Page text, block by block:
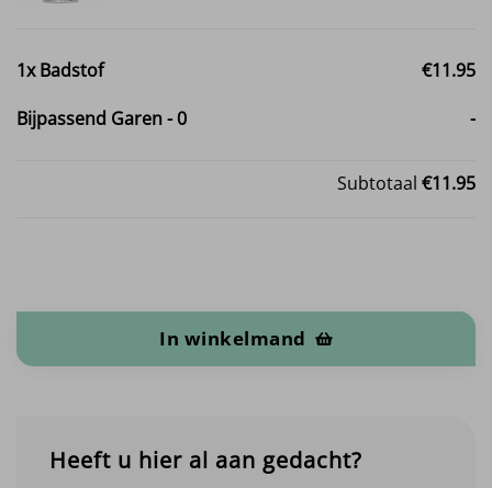
1xBadstof €11.95
Bijpassend Garen-0 -
Subtotaal €11.95
In winkelmand
Heeft u hier al aan gedacht?